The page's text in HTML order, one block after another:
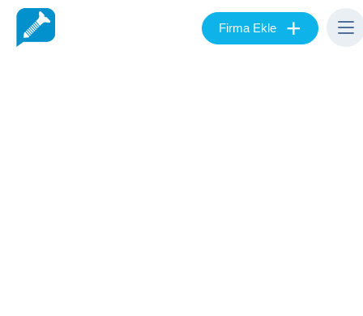
Firma Ekle +